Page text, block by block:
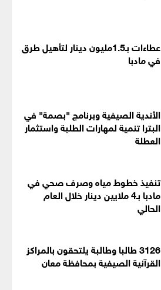
عطاءات بـ1.5مليون دينار لتأهيل طرق
في مادبا
الأندية الصيفية وبرنامج "بصمة" في
البترا تنمية لمهارات الطلبة واستثمار
العطلة
تنفيذ خطوط مياه وصرف صحي في
مادبا بـ4 ملايين دينار خلال العام
الحالي
3126 طالبا وطالبة يلتحقون بالمراكز
القرآنية الصيفية بمحافظة معان